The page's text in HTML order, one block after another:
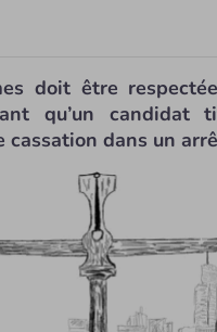
doit être
qu’un candidat
cassation dans un